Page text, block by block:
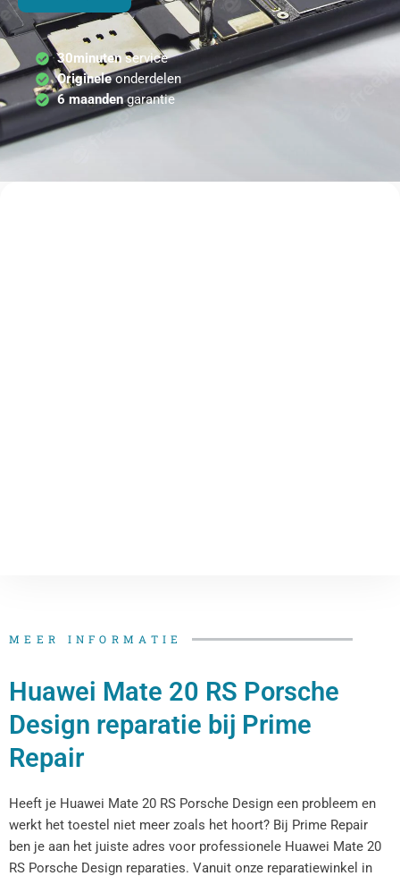
30minutenservice
Origineleonderdelen
6 maandengarantie
MEER INFORMATIE
Huawei Mate 20 RS Porsche
Design reparatie bij Prime
Repair
Heeft je Huawei Mate 20 RS Porsche Design een probleem en
werkt het toestel niet meer zoals het hoort? Bij Prime Repair
ben je aan het juiste adres voor professionele Huawei Mate 20
RS Porsche Design reparaties. Vanuit onze reparatiewinkel in